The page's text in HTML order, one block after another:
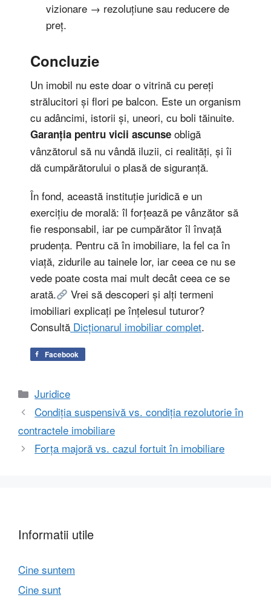
vizionare → rezoluțiune sau reducere de
preț.
Concluzie
Un imobil nu este doar o vitrină cu pereți
strălucitori și flori pe balcon. Este un organism
cu adâncimi, istorii și, uneori, cu boli tăinuite.
Garanția pentru vicii ascunse obligă
vânzătorul să nu vândă iluzii, ci realități, și îi
dă cumpărătorului o plasă de siguranță.
În fond, această instituție juridică e un
exercițiu de morală: îl forțează pe vânzător să
fie responsabil, iar pe cumpărător îl învață
prudența. Pentru că în imobiliare, la fel ca în
viață, zidurile au tainele lor, iar ceea ce nu se
vede poate costa mai mult decât ceea ce se
arată.
Vrei să descoperi și alți termeni
imobiliari explicați pe înțelesul tuturor?
Consultă Dicționarul imobiliar complet.
Facebook
Categorii
Juridice
Condiția suspensivă vs. condiția rezolutorie în
contractele imobiliare
Forța majoră vs. cazul fortuit în imobiliare
Informatii utile
Cine suntem
Cine sunt